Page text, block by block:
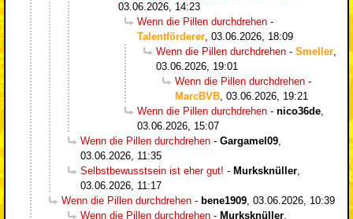
03.06.2026, 14:23
Wenn die Pillen durchdrehen -
Talentförderer, 03.06.2026, 18:09
Wenn die Pillen durchdrehen - Smeller,
03.06.2026, 19:01
Wenn die Pillen durchdrehen -
MarcBVB, 03.06.2026, 19:21
Wenn die Pillen durchdrehen - nico36de,
03.06.2026, 15:07
Wenn die Pillen durchdrehen - Gargamel09,
03.06.2026, 11:35
Selbstbewusstsein ist eher gut! - Murksknüller,
03.06.2026, 11:17
Wenn die Pillen durchdrehen - bene1909, 03.06.2026, 10:39
Wenn die Pillen durchdrehen - Murksknüller,